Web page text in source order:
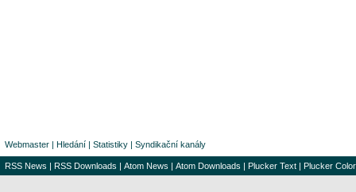
Webmaster | Hledání | Statistiky | Syndikační kanály
RSS News | RSS Downloads | Atom News | Atom Downloads | Plucker Text | Plucker Color